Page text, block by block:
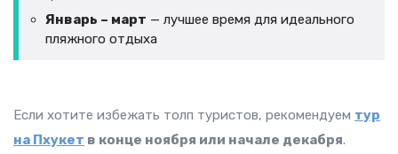
Январь – март — лучшее время для идеального
пляжного отдыха
Если хотите избежать толп туристов, рекомендуем тур
на Пхукет в конце ноября или начале декабря.